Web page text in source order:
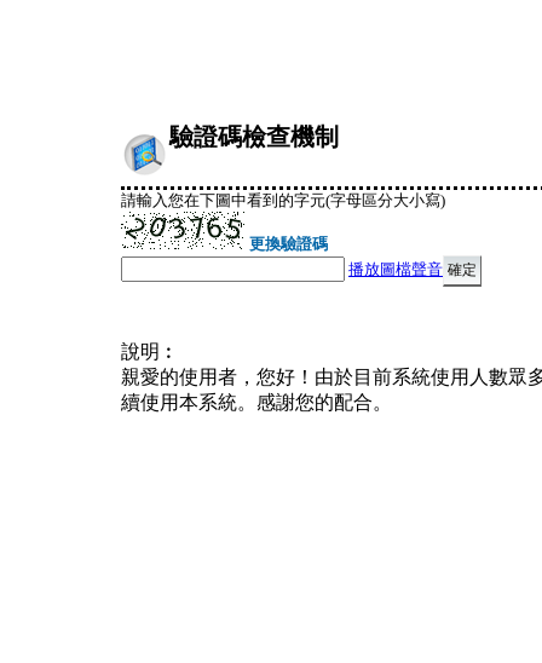
驗證碼檢查機制
請輸入您在下圖中看到的字元(字母區分大小寫)
更換驗證碼
播放圖檔聲音
說明︰
親愛的使用者，您好！由於目前系統使用人數眾
續使用本系統。感謝您的配合。